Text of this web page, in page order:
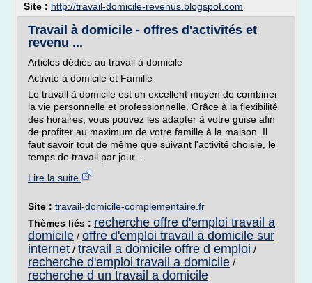
Site : http://travail-domicile-revenus.blogspot.com
Travail à domicile - offres d'activités et
revenu ...
Articles dédiés au travail à domicile
Activité à domicile et Famille
Le travail à domicile est un excellent moyen de combiner
la vie personnelle et professionnelle. Grâce à la flexibilité
des horaires, vous pouvez les adapter à votre guise afin
de profiter au maximum de votre famille à la maison. Il
faut savoir tout de même que suivant l'activité choisie, le
temps de travail par jour...
Lire la suite
Site : travail-domicile-complementaire.fr
Thèmes liés : recherche offre d'emploi travail a
domicile / offre d'emploi travail a domicile sur
internet / travail a domicile offre d emploi /
recherche d'emploi travail a domicile /
recherche d un travail a domicile